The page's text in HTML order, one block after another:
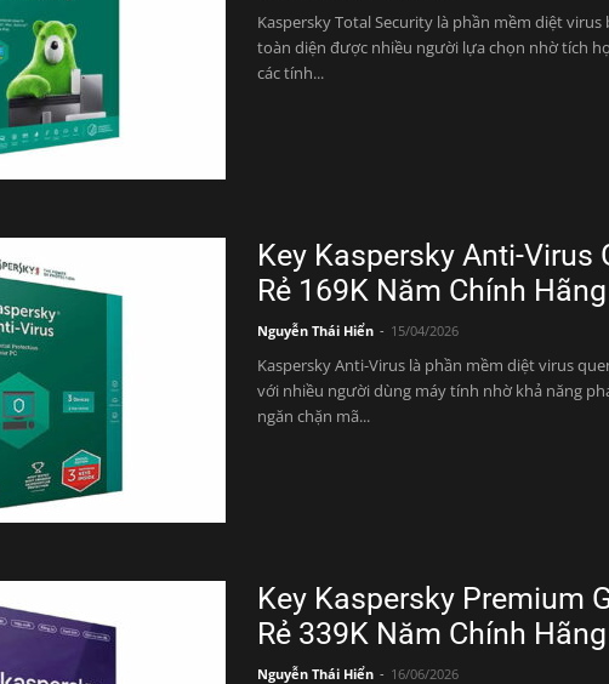
Kaspersky Total Security là phần mềm diệt virus
toàn diện được nhiều người lựa chọn nhờ tích
các tính...
Key Kaspersky Anti-Virus
Rẻ 169K Năm Chính Hãng
Nguyễn Thái Hiển - 15/04/2026
Kaspersky Anti-Virus là phần mềm diệt virus
với nhiều người dùng máy tính nhờ khả năng
ngăn chặn mã...
Key Kaspersky Premium
Rẻ 339K Năm Chính Hãng
Nguyễn Thái Hiển - 16/06/2026